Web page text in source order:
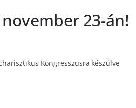
23-án!
Kongresszusra készülve